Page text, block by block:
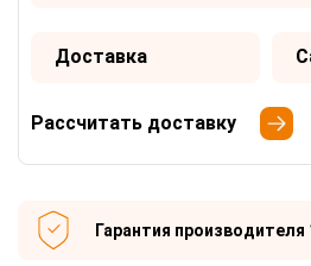
Доставка
Рассчитать доставку
Гарантия производителя